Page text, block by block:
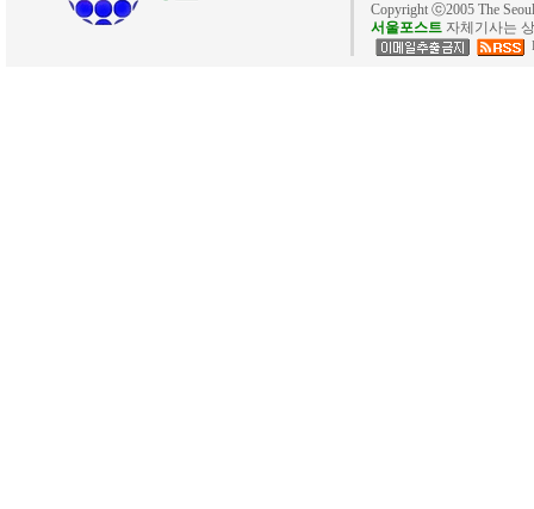
Copyright ⓒ2005 The
서울포스트 자체기사는